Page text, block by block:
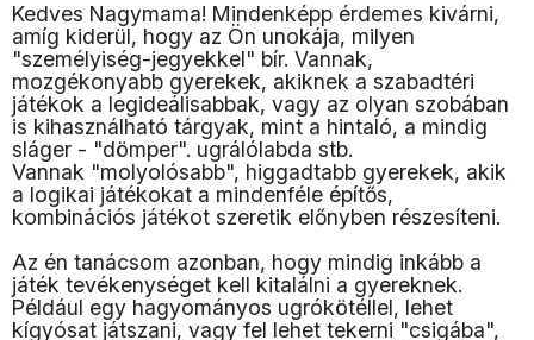
Kedves Nagymama! Mindenképp érdemes kivárni,
amíg kiderül, hogy az Ön unokája, milyen
"személyiség-jegyekkel" bír. Vannak,
mozgékonyabb gyerekek, akiknek a szabadtéri
játékok a legideálisabbak, vagy az olyan szobában
is kihasználható tárgyak, mint a hintaló, a mindig
sláger - "dömper". ugrálólabda stb.
Vannak "molyolósabb", higgadtabb gyerekek, akik
a logikai játékokat a mindenféle építős,
kombinációs játékot szeretik előnyben részesíteni.
Az én tanácsom azonban, hogy mindig inkább a
játék tevékenységet kell kitalálni a gyereknek.
Például egy hagyományos ugrókötéllel, lehet
kígyósat játszani, vagy fel lehet tekerni "csigába",